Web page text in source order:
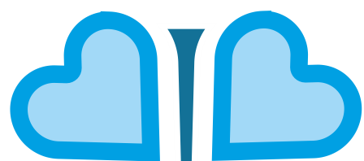
ПЕРМСКАЯ И КУНГУРСКАЯ
ГЛАВНАЯ МИТРОПОЛИИ ПЕРМСКАЯ И КУНГУРСКАЯ